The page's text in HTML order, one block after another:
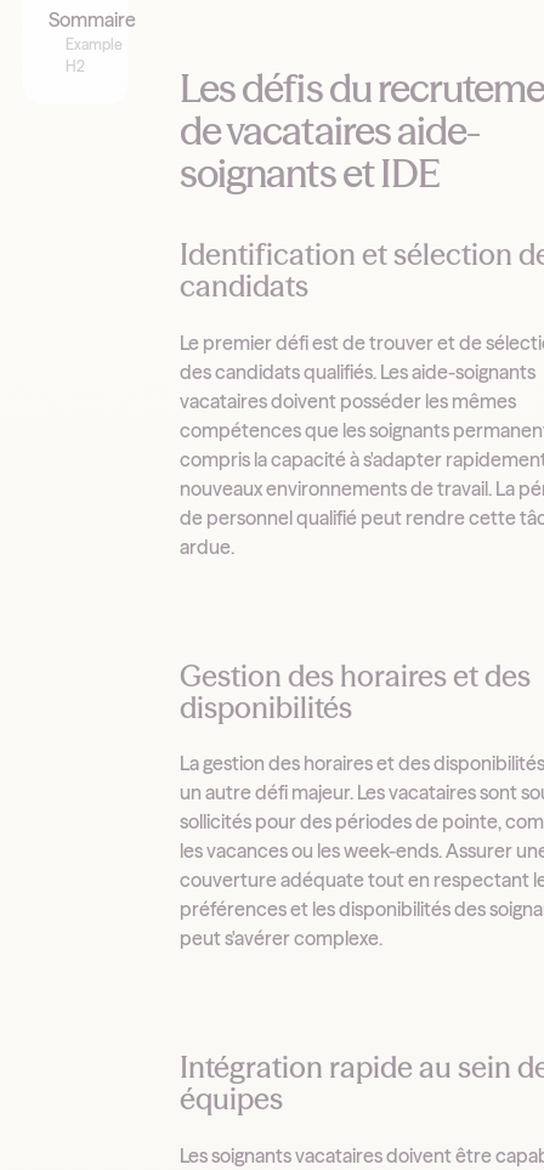
Sommaire
Example
H2
Les défis du
de vacataires aide-
soignants et IDE
Identification et sélection
candidats
Le premier défi est de trouver et de
des candidats qualifiés. Les aide-soignants
vacataires doivent posséder les mêmes
compétences que les soignants
compris la capacité à s'adapter
nouveaux environnements de travail. La
de personnel qualifié peut rendre cette
ardue.
Gestion des horaires et des
disponibilités
La gestion des horaires et des
un autre défi majeur. Les vacataires sont
sollicités pour des périodes de pointe,
les vacances ou les week-ends. Assurer
couverture adéquate tout en respectant
préférences et les disponibilités des
peut s'avérer complexe.
Intégration rapide au sein
équipes
Les soignants vacataires doivent être